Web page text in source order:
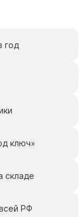
год
ключ»
складе
РФ